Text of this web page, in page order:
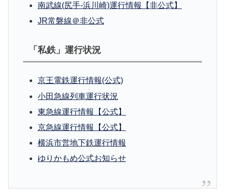
南武線(尻手-浜川崎)運行情報【非公式】
JR常磐線＠非公式
「私鉄」運行状況
京王電鉄運行情報(公式)
小田急線列車運行状況
東急線運行情報【公式】
京急線運行情報【公式】
横浜市営地下鉄運行情報
ゆりかもめ公式お知らせ